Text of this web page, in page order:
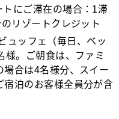
にご滞在の場合：1滞
リゾートクレジット
ュッフェ（毎日、ベッ
様。ご朝食は、ファミ
場合は4名様分、スイー
宿泊のお客様全員分が含